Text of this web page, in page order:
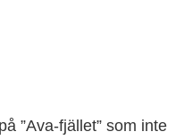
”Ava-fjället” som inte